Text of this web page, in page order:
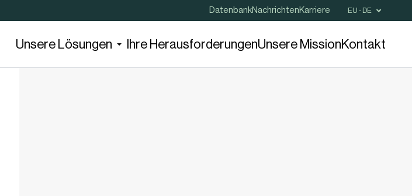
DatenbankNachrichten Karriere EU - DE
Unsere Lösungen Ihre HerausforderungenUnsere MissionKontakt